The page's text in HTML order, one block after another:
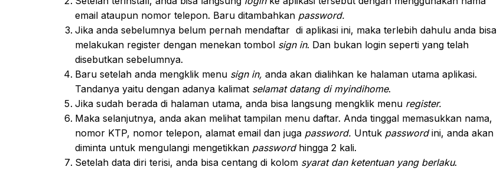
email ataupun nomor telepon. Baru ditambahkan password.
Jika anda sebelumnya belum pernah mendaftar di aplikasi ini, maka terlebih dahulu anda bisa
melakukan register dengan menekan tombol sign in. Dan bukan login seperti yang telah
disebutkan sebelumnya.
Baru setelah anda mengklik menu sign in, anda akan dialihkan ke halaman utama aplikasi.
Tandanya yaitu dengan adanya kalimat selamat datang di myindihome.
Jika sudah berada di halaman utama, anda bisa langsung mengklik menu register.
Maka selanjutnya, anda akan melihat tampilan menu daftar. Anda tinggal memasukkan nama,
nomor KTP, nomor telepon, alamat email dan juga password. Untuk passwordini, anda akan
diminta untuk mengulangi mengetikkan passwordhingga 2 kali.
Setelah data diri terisi, anda bisa centang di kolom syarat dan ketentuan yang berlaku.